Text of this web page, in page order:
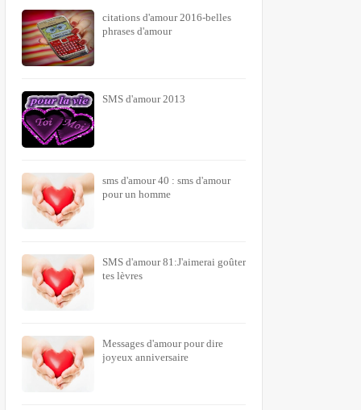
citations d'amour 2016-belles
phrases d'amour
SMS d'amour 2013
sms d'amour 40 : sms d'amour
pour un homme
SMS d'amour 81:J'aimerai goûter
tes lèvres
Messages d'amour pour dire
joyeux anniversaire